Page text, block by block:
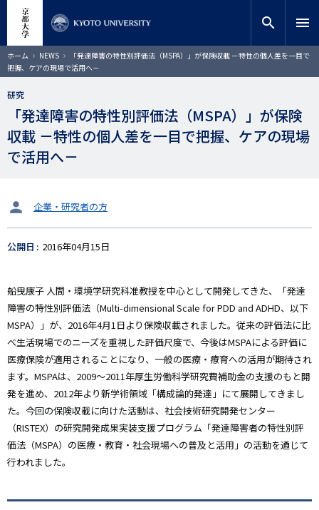
コ
ン
テ
ン
移
動
サイト内検索
検索
search menu
ホーム NEWS
「発達障害の特性別評価法（MSPA）」が保険収載 －特性の個人差を一目で
把握、ケアの現場で活用へ－
研究
「発達障害の特性別評価法（MSPA）」が保険
収載 －特性の個人差を一目で把握、ケアの現場
で活用へ－
タ
ッ
企業・研究者の方
公開日 2016年04月15日
船曳康子 人間・環境学研究科准教授を中心として開発してきた、「発達
障害の特性別評価法（Multi-dimensional Scale for PDD and ADHD、以下
MSPA）」が、2016年4月1日より保険収載されました。従来の評価法に比
べ生活現場でのニーズを重視した評価尺度で、今後はMSPAによる評価に
医療保険が適用されることになり、一般の医療・療育への活用が期待され
ます。MSPAは、2009～2011年厚生労働科学研究費補助金の支援のもと開
発を進め、2012年より新学術領域「構成論的発達」にて展開してきまし
た。今回の保険収載に向けた活動は、社会技術研究開発センター
（RISTEX）の研究開発成果実装支援プログラム「発達障害者の特性別評
価法（MSPA）の医療・教育・社会現場への普及と活用」の活動を通じて
行われました。